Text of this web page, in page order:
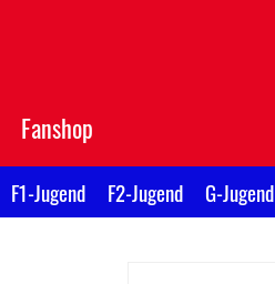
Fanshop
F1-Jugend F2-Jugend G-Jugend